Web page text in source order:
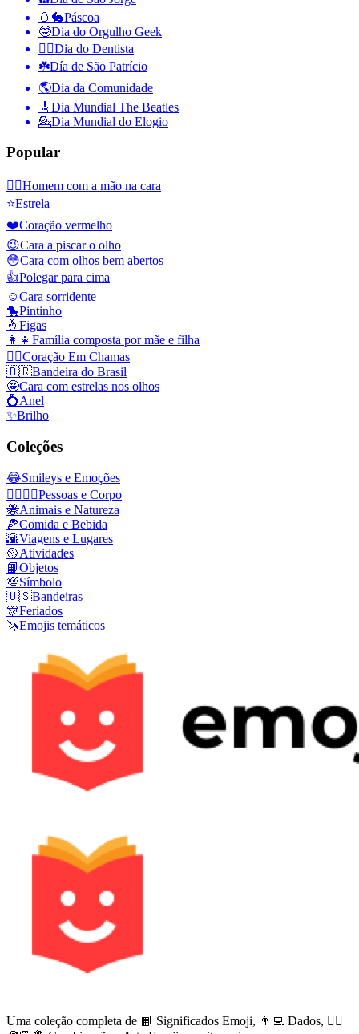
🥚🐇Páscoa
🤓Dia do Orgulho Geek
👨‍⚕️Dia do Dentista
☘️Día de São Patrício
🌎Dia da Comunidade
🎸 Dia Mundial The Beatles
💁Dia Mundial do Elogio
Popular
🤦‍♂️Homem com a mão na cara
⭐Estrela
❤️Coração vermelho
😉Cara a piscar o olho
😳Cara com olhos bem abertos
👍Polegar para cima
☺️Cara sorridente
🐤Pintinho
🤞 Figas
👩‍👧 Família composta por mãe e filha
❤️‍🔥Coração Em Chamas
🇧🇷Bandeira do Brasil
🤩Cara com estrelas nos olhos
💍Anel
✨Brilho
Coleções
😂Smileys e Emoções
👩‍❤️‍💋‍👨Pessoas e Corpo
🐝Animais e Natureza
🍕Comida e Bebida
🌇Viagens e Lugares
🥎Atividades
📙Objetos
💯Símbolo
🇺🇸Bandeiras
🎊Feriados
🦄Emojis temáticos
Uma coleção completa de 📙 Significados Emoji, 👨‍💻 Dados, 🙅‍♀️